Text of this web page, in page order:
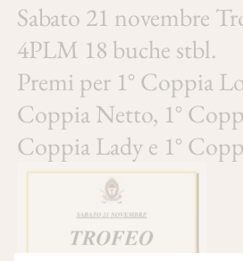
Sabato 21 novembre
4PLM 18 buche stbl.
Premi per 1° Coppia
Coppia Netto, 1°
Coppia Lady e 1°